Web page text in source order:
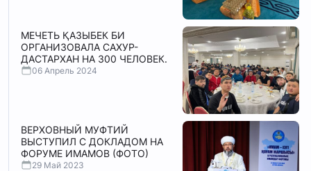
МЕЧЕТЬ ҚАЗЫБЕК БИ
ОРГАНИЗОВАЛА САХУР-
ДАСТАРХАН НА 300 ЧЕЛОВЕК.
06 Апрель 2024
ВЕРХОВНЫЙ МУФТИЙ
ВЫСТУПИЛ С ДОКЛАДОМ НА
ФОРУМЕ ИМАМОВ (ФОТО)
29 Май 2023